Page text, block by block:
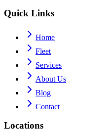
Quick Links
Home
Fleet
Services
About Us
Blog
Contact
Locations